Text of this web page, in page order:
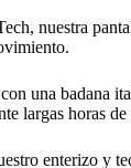
nuestra
una badana
largas horas de
enterizo y